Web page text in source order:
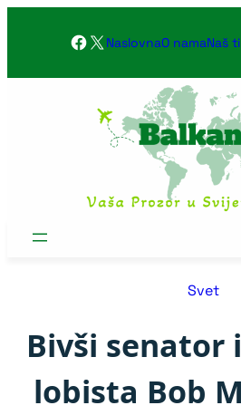
Facebook
X NaslovnaO namaNaš
Svet
Bivši senator
lobista Bob